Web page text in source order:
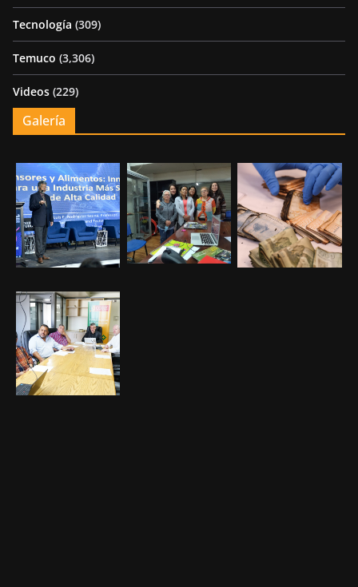
Tecnología (309)
Temuco (3,306)
Videos (229)
Galería